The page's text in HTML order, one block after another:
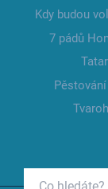
Kdy budou
7 pádů